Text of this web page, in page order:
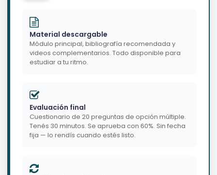
Material descargable
Módulo principal, bibliografía recomendada y
videos complementarios. Todo disponible para
estudiar a tu ritmo.
Evaluación final
Cuestionario de 20 preguntas de opción múltiple.
Tenés 30 minutos. Se aprueba con 60%. Sin fecha
fija — lo rendís cuando estés listo.